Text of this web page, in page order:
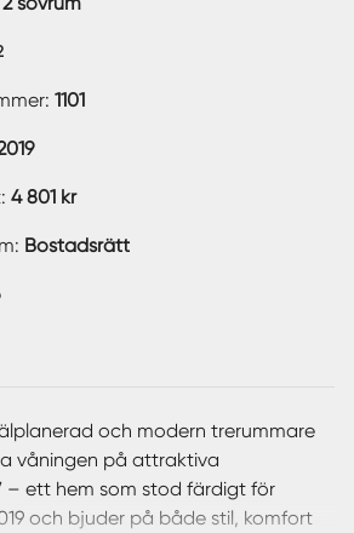
1101
4 801 kr
Bostadsrätt
och modern trerummare
våningen på attraktiva
– ett hem som stod färdigt för
och bjuder på både stil, komfort